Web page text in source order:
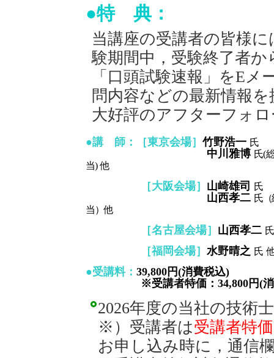
●特 典：
当講座の受講者の皆様
験期間中，受験終了者
「口頭試験速報」をE
問内容などの最新情報
大好評のアフターフォ
●講 師：［東京会場］ 竹野浩一 氏
中川雅博 氏(
当) 他
［大阪会場］ 山崎雄司 氏
山西孝二 氏
当）他
［名古屋会場］ 山西孝二
［福岡会場］ 水野晴之 氏
●受講料： 39,800円(消費税込)
※受講者特価：34,800円(消
2026年度の当社の技術
※）受講者は受講者特価
お申し込み時に，通信